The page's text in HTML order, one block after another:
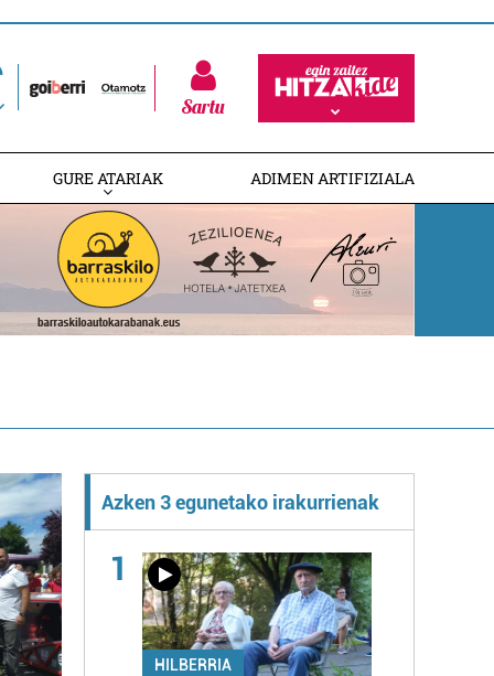
Sartu
GURE ATARIAK ADIMEN ARTIFIZIALA
Azken 3 egunetako irakurrienak
1
HILBERRIA